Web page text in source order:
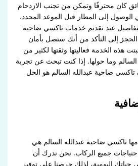
كان محترفًا وتمكن من تجنب الازدحام
إلى المطار قبل الموعد المحدد.
عند تقديم خدمات تاكسي ضاحية
الحجز إلى التأكد من أنك ستصل بأمان
هذه الخدمة فعاليتها وثقتها لكثير من
السالم وما حولها. إذا كنت تبحث عن تجربة
ضاحية عبدالله السالم هو الحل
تاكسي ضاحية عبدالله السالم هي
جميع الركاب. نحن ندرك أن
اليومية، لذلك حرصنا على توفير